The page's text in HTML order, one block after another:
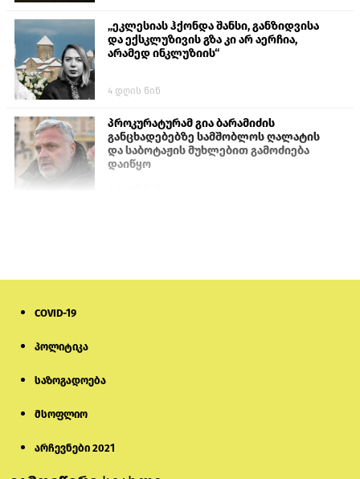
„ეკლესიას ჰქონდა შანსი, განზიდვისა
და ექსკლუზივის გზა კი არ აერჩია,
არამედ ინკლუზიის“
4 დღის წინ
პროკურატურამ გია ბარამიძის
განცხადებებზე სამშობლოს ღალატის
და საბოტაჟის მუხლებით გამოძიება
დაიწყო
პატიმრობის შეფარდებაზე
COVID-19
პოლიტიკა
საზოგადოება
მსოფლიო
არჩევნები 2021